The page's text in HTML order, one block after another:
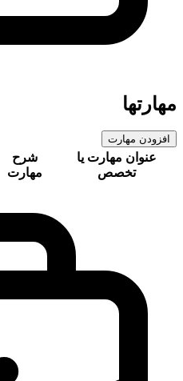
مهارتها
افزودن مهارت
عنوان مهارت یا
تخصص
شرح
مهارت